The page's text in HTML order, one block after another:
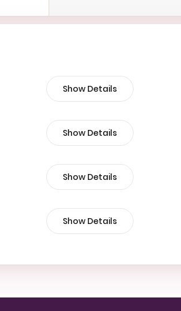
Show Details
Show Details
Show Details
Show Details